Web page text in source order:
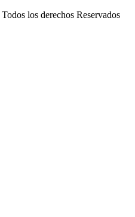
Todos los derechos Reservados